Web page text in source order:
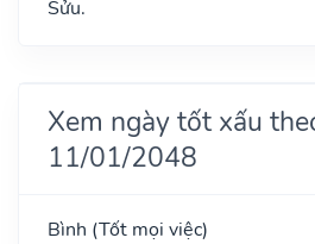
Sửu.
Xem ngày tốt xấu
11/01/2048
Bình (Tốt mọi việc)